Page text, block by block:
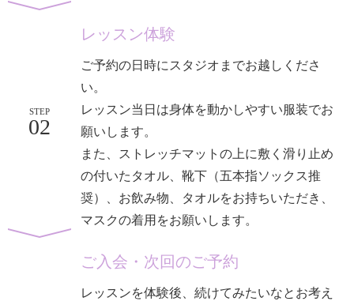
STEP
02
レッスン体験
ご予約の日時にスタジオまでお越しくださ
い。
レッスン当日は身体を動かしやすい服装でお
願いします。
また、ストレッチマットの上に敷く滑り止め
の付いたタオル、靴下（五本指ソックス推
奨）、お飲み物、タオルをお持ちいただき、
マスクの着用をお願いします。
ご入会・次回のご予約
レッスンを体験後、続けてみたいなとお考え